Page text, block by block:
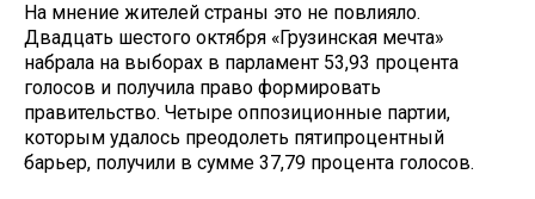
На мнение жителей страны это не повлияло.
Двадцать шестого октября «Грузинская мечта»
набрала на выборах в парламент 53,93 процента
голосов и получила право формировать
правительство. Четыре оппозиционные партии,
которым удалось преодолеть пятипроцентный
барьер, получили в сумме 37,79 процента голосов.